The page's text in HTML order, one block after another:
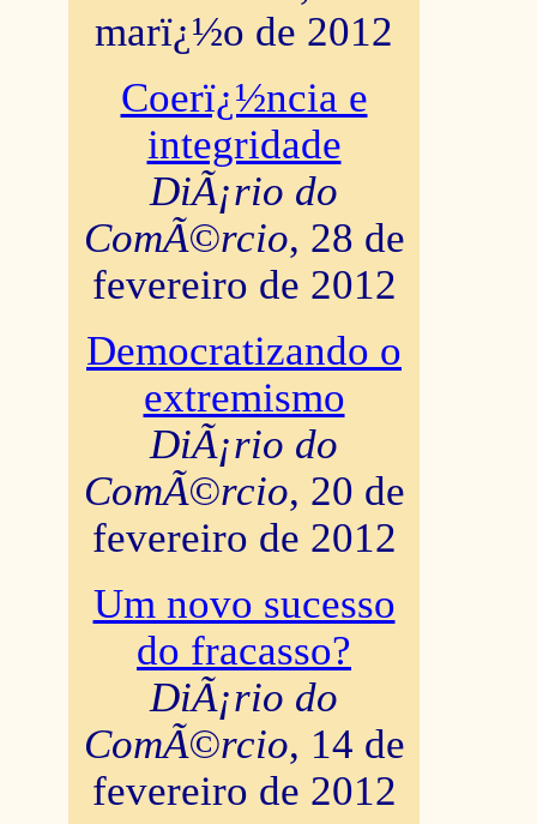
marï¿½o de 2012
Coerï¿½ncia e
integridade
DiÃ¡rio do
ComÃ©rcio, 28 de
fevereiro de 2012
Democratizando o
extremismo
DiÃ¡rio do
ComÃ©rcio, 20 de
fevereiro de 2012
Um novo sucesso
do fracasso?
DiÃ¡rio do
ComÃ©rcio, 14 de
fevereiro de 2012